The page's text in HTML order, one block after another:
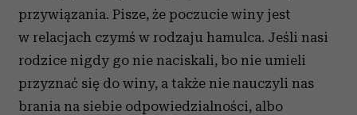
przywiązania. Pisze, że poczucie winy jest
w relacjach czymś w rodzaju hamulca. Jeśli nasi
rodzice nigdy go nie naciskali, bo nie umieli
przyznać się do winy, a także nie nauczyli nas
brania na siebie odpowiedzialności, albo